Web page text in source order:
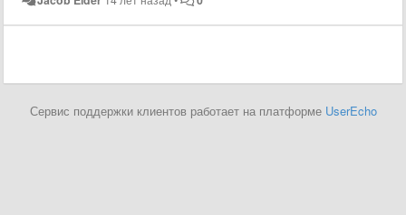
Сервис поддержки клиентов работает на платформе UserEcho